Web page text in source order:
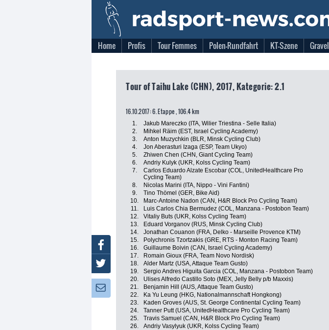
Home Profis Tour Femmes Polen-Rundfahrt KT-Szene Gravel
Tour of Taihu Lake (CHN), 2017, Kategorie: 2.1
16.10.2017: 6. Etappe , 106.4 km
1. Jakub Mareczko (ITA, Wilier Triestina - Selle Italia)
2.
Mihkel Räim (EST, Israel Cycling Academy)
3.
Anton Muzychkin (BLR, Minsk Cycling Club)
4.
Jon Aberasturi Izaga (ESP, Team Ukyo)
5.
Zhiwen Chen (CHN, Giant Cycling Team)
6.
Andriy Kulyk (UKR, Kolss Cycling Team)
7.
Carlos Eduardo Alzate Escobar (COL, UnitedHealthcare Pro
Cycling Team)
8. Nicolas Marini (ITA, Nippo - Vini Fantini)
9.
Tino Thömel (GER, Bike Aid)
10.
Marc-Antoine Nadon (CAN, H&R Block Pro Cycling Team)
11.
Luis Carlos Chia Bermudez (COL, Manzana - Postobon Team)
12.
Vitaliy Buts (UKR, Kolss Cycling Team)
13.
Eduard Vorganov (RUS, Minsk Cycling Club)
14.
Jonathan Couanon (FRA, Delko - Marseille Provence KTM)
15.
Polychronis Tzortzakis (GRE, RTS - Monton Racing Team)
16.
Guillaume Boivin (CAN, Israel Cycling Academy)
17.
Romain Gioux (FRA, Team Novo Nordisk)
18.
Alder Martz (USA, Attaque Team Gusto)
19.
Sergio Andres Higuita Garcia (COL, Manzana - Postobon Team)
20.
Ulises Alfredo Castillo Soto (MEX, Jelly Belly p/b Maxxis)
21.
Benjamin Hill (AUS, Attaque Team Gusto)
22.
Ka Yu Leung (HKG, Nationalmannschaft Hongkong)
23.
Kaden Groves (AUS, St. George Continental Cycling Team)
24.
Tanner Putt (USA, UnitedHealthcare Pro Cycling Team)
25.
Travis Samuel (CAN, H&R Block Pro Cycling Team)
26.
Andriy Vasylyuk (UKR, Kolss Cycling Team)
Facebook
Twitter
Newsletter: